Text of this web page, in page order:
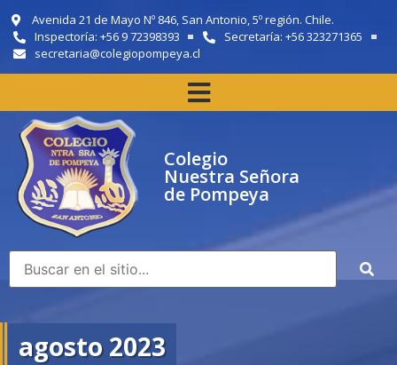
Avenida 21 de Mayo Nº 846, San Antonio, 5º región. Chile.
Inspectoría: +56 9 72398393
Secretaría: +56 323271365
secretaria@colegiopompeya.cl
Colegio
Nuestra Señora
de Pompeya
agosto 2023